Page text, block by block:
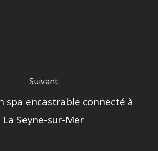
Suivant
spa encastrable connecté à
La Seyne-sur-Mer